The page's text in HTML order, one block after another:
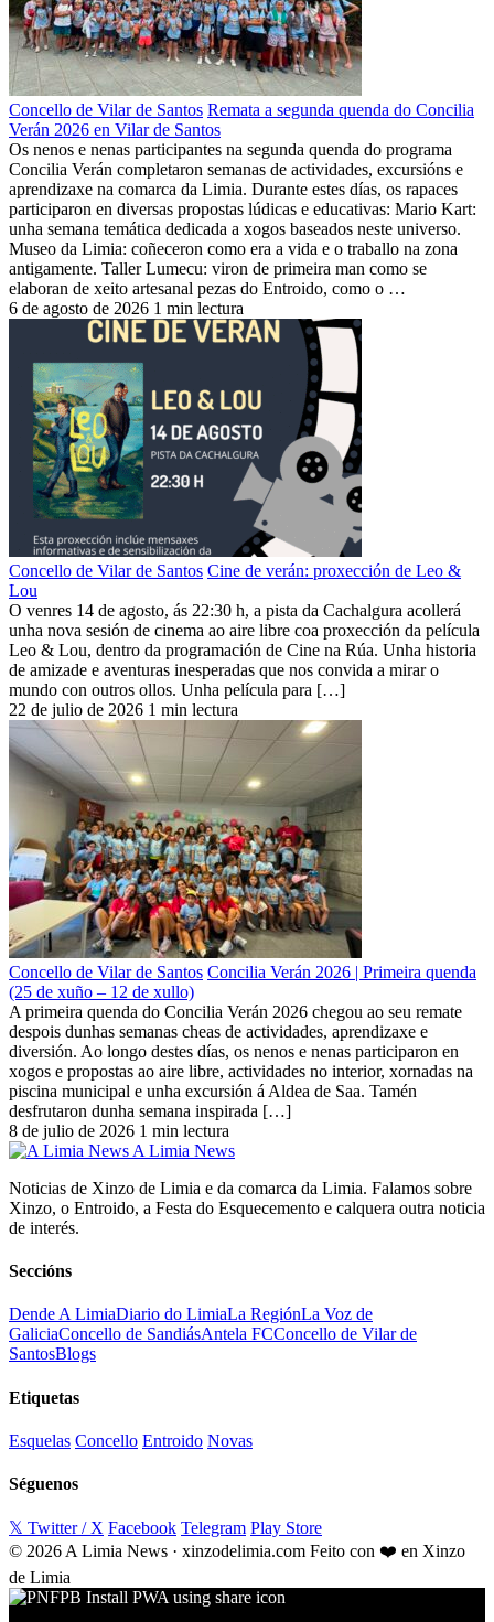
Concello de Vilar de Santos Remata a segunda quenda do Concilia
Verán 2026 en Vilar de Santos
Os nenos e nenas participantes na segunda quenda do programa
Concilia Verán completaron semanas de actividades, excursións e
aprendizaxe na comarca da Limia. Durante estes días, os rapaces
participaron en diversas propostas lúdicas e educativas: Mario Kart:
unha semana temática dedicada a xogos baseados neste universo.
Museo da Limia: coñeceron como era a vida e o traballo na zona
antigamente. Taller Lumecu: viron de primeira man como se
elaboran de xeito artesanal pezas do Entroido, como o …
6 de agosto de 2026 1 min lectura
Concello de Vilar de Santos Cine de verán: proxección de Leo &
Lou
O venres 14 de agosto, ás 22:30 h, a pista da Cachalgura acollerá
unha nova sesión de cinema ao aire libre coa proxección da película
Leo & Lou, dentro da programación de Cine na Rúa. Unha historia
de amizade e aventuras inesperadas que nos convida a mirar o
mundo con outros ollos. Unha película para […]
22 de julio de 2026 1 min lectura
Concello de Vilar de Santos Concilia Verán 2026 | Primeira quenda
(25 de xuño – 12 de xullo)
A primeira quenda do Concilia Verán 2026 chegou ao seu remate
despois dunhas semanas cheas de actividades, aprendizaxe e
diversión. Ao longo destes días, os nenos e nenas participaron en
xogos e propostas ao aire libre, actividades no interior, xornadas na
piscina municipal e unha excursión á Aldea de Saa. Tamén
desfrutaron dunha semana inspirada […]
8 de julio de 2026 1 min lectura
A Limia News
Noticias de Xinzo de Limia e da comarca da Limia. Falamos sobre
Xinzo, o Entroido, a Festa do Esquecemento e calquera outra noticia
de interés.
Seccións
Dende A LimiaDiario do LimiaLa RegiónLa Voz de
GaliciaConcello de SandiásAntela FCConcello de Vilar de
SantosBlogs
Etiquetas
Esquelas Concello Entroido Novas
Séguenos
𝕏 Twitter / X Facebook Telegram Play Store
© 2026 A Limia News · xinzodelimia.com Feito con ❤️ en Xinzo
de Limia